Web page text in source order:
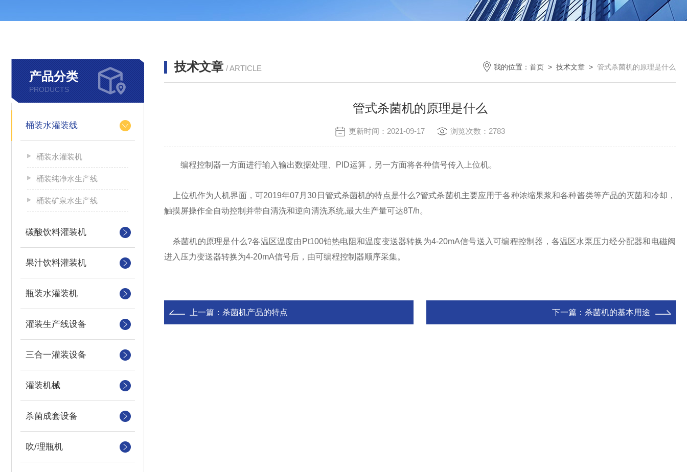
产品分类
PRODUCTS
桶装水灌装线
桶装水灌装机
桶装纯净水生产线
桶装矿泉水生产线
碳酸饮料灌装机
果汁饮料灌装机
瓶装水灌装机
灌装生产线设备
三合一灌装设备
灌装机械
杀菌成套设备
吹/理瓶机
技术文章 / ARTICLE 我的位置： 首页 > 技术文章 > 管式杀菌机的原理是什么
管式杀菌机的原理是什么
更新时间：2021-09-17 浏览次数：2783
编程控制器一方面进行输入输出数据处理、PID运算，另一方面将各种信号传入上位机。
上位机作为人机界面，可2019年07月30日管式杀菌机的特点是什么?管式杀菌机主要应用于各种浓缩果浆和各种酱类等产品的灭菌和冷却，
触摸屏操作全自动控制并带自清洗和逆向清洗系统,最大生产量可达8T/h。
杀菌机的原理是什么?各温区温度由Pt100铂热电阻和温度变送器转换为4-20mA信号送入可编程控制器，各温区水泵压力经分配器和电磁阀
进入压力变送器转换为4-20mA信号后，由可编程控制器顺序采集。
上一篇： 杀菌机产品的特点 下一篇： 杀菌机的基本用途